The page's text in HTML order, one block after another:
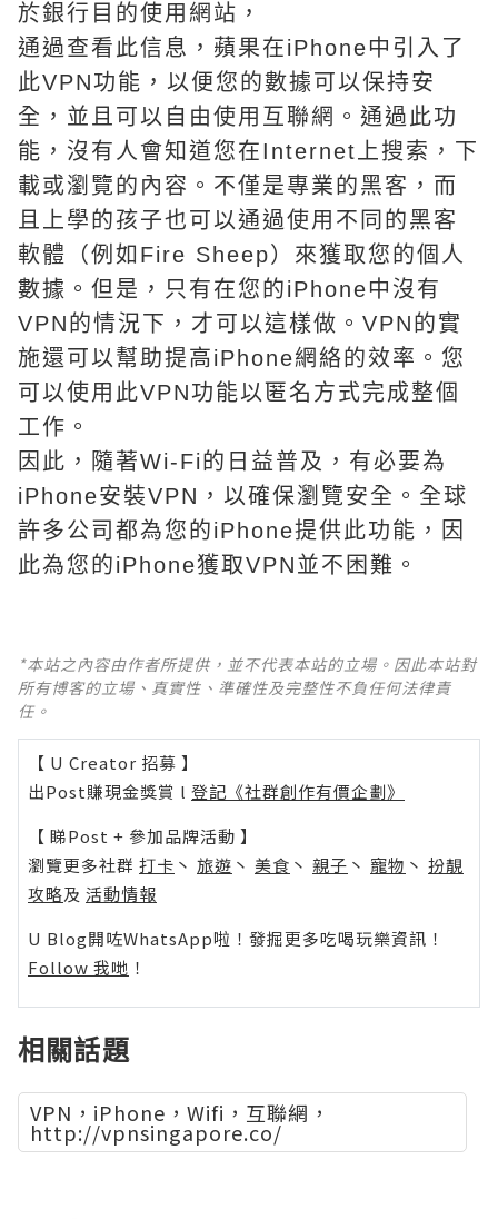
於銀行目的使用網站，
通過查看此信息，蘋果在iPhone中引入了
此VPN功能，以便您的數據可以保持安
全，並且可以自由使用互聯網。通過此功
能，沒有人會知道您在Internet上搜索，下
載或瀏覽的內容。不僅是專業的黑客，而
且上學的孩子也可以通過使用不同的黑客
軟體（例如Fire Sheep）來獲取您的個人
數據。但是，只有在您的iPhone中沒有
VPN的情況下，才可以這樣做。VPN的實
施還可以幫助提高iPhone網絡的效率。您
可以使用此VPN功能以匿名方式完成整個
工作。
因此，隨著Wi-Fi的日益普及，有必要為
iPhone安裝VPN，以確保瀏覽安全。全球
許多公司都為您的iPhone提供此功能，因
此為您的iPhone獲取VPN並不困難。
*本站之內容由作者所提供，並不代表本站的立場。因此本站對
所有博客的立場、真實性、準確性及完整性不負任何法律責
任。
【 U Creator 招募 】
出Post賺現金獎賞 l 登記《社群創作有價企劃》
【 睇Post + 參加品牌活動 】
瀏覽更多社群 打卡 丶 旅遊 丶 美食 丶 親子 丶 寵物 丶 扮靚
攻略及 活動情報
U Blog開咗WhatsApp啦！發掘更多吃喝玩樂資訊！
Follow 我哋 ！
相關話題
VPN，iPhone，Wifi，互聯網，
http://vpnsingapore.co/